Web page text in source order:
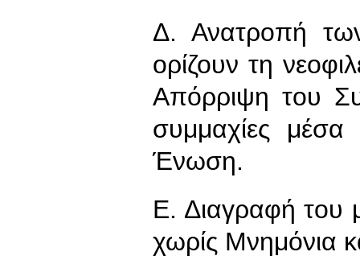
Δ. Ανατροπή
ορίζουν τη
Απόρριψη του
συμμαχίες
Ένωση.
Ε. Διαγραφή του
χωρίς Μνημόνια